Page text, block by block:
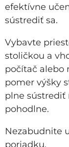
efektívne
sústrediť sa.
Vybavte
stoličkou a
počítač alebo
pomer výšky
plne sústrediť
pohodlne.
Nezabudnite
poriadku.